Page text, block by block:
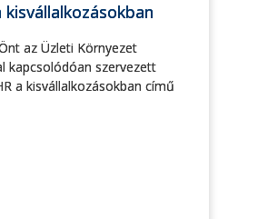
az Üzleti Környezet
kapcsolódóan szervezett
a kisvállalkozásokban című